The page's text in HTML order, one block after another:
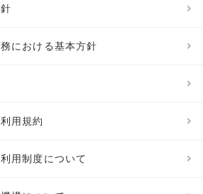
における基本方針
用規約
用制度について